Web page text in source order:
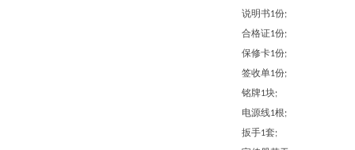
说明书1份;
合格证1份;
保修卡1份;
签收单1份;
铭牌1块;
电源线1根;
扳手1套;